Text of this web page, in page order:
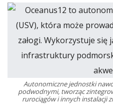
Autonomiczne jednostki
podwodnymi, tworząc
rurociągów i innych instalacji